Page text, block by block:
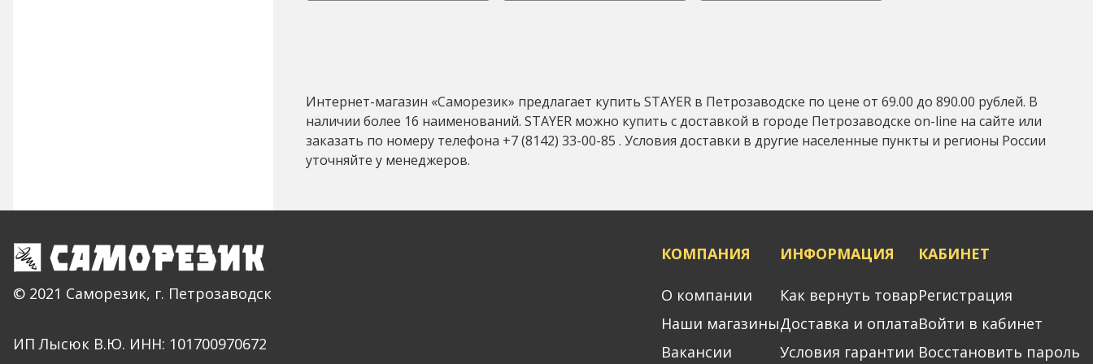
Интернет-магазин «Саморезик» предлагает купить STAYER в Петрозаводске по цене от 69.00 до 890.00 рублей. В
наличии более 16 наименований. STAYER можно купить с доставкой в городе Петрозаводске on-line на сайте или
заказать по номеру телефона +7 (8142) 33-00-85 . Условия доставки в другие населенные пункты и регионы России
уточняйте у менеджеров.
© 2021 Саморезик, г. Петрозаводск
ИП Лысюк В.Ю. ИНН: 101700970672
КОМПАНИЯ
О компании
Наши магазины
Вакансии
ИНФОРМАЦИЯ
Как вернуть товар
Доставка и оплата
Условия гарантии
КАБИНЕТ
Регистрация
Войти в кабинет
Восстановить пароль